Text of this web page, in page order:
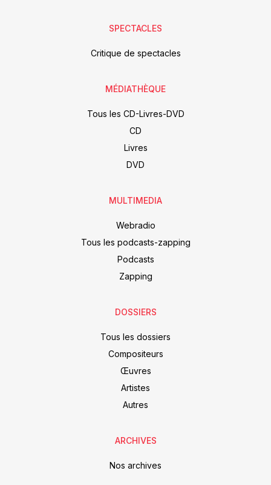
SPECTACLES
Critique de spectacles
MÉDIATHÈQUE
Tous les CD-Livres-DVD
CD
Livres
DVD
MULTIMEDIA
Webradio
Tous les podcasts-zapping
Podcasts
Zapping
DOSSIERS
Tous les dossiers
Compositeurs
Œuvres
Artistes
Autres
ARCHIVES
Nos archives